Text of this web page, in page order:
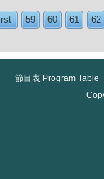
59 60 61 62
節目表 Program Table